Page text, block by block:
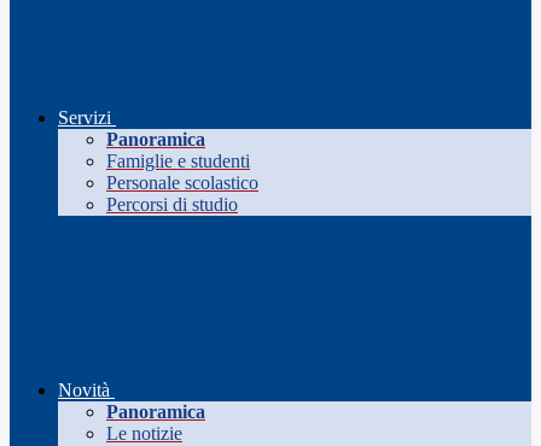
Servizi
Panoramica
Famiglie e studenti
Personale scolastico
Percorsi di studio
Novità
Panoramica
Le notizie